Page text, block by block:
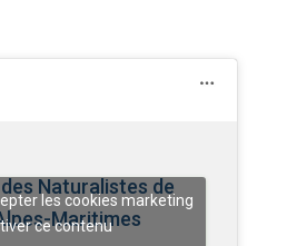
Naturalistes de
Maritimes
les cookies marketing
ce contenu